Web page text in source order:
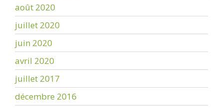
août 2020
juillet 2020
juin 2020
avril 2020
juillet 2017
décembre 2016